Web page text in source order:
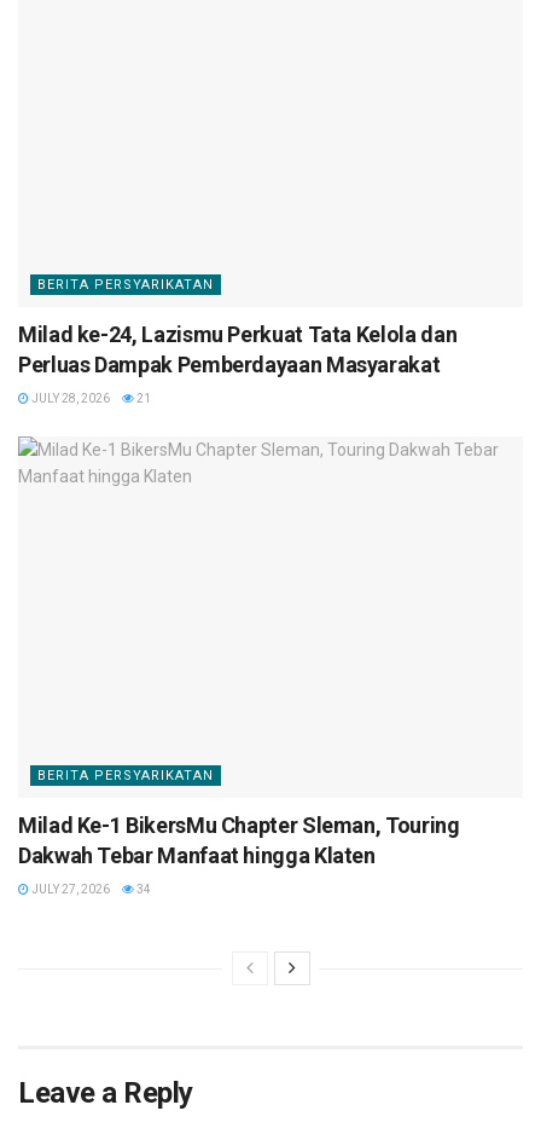
BERITA PERSYARIKATAN
Milad ke-24, Lazismu Perkuat Tata Kelola dan
Perluas Dampak Pemberdayaan Masyarakat
JULY 28, 2026 21
BERITA PERSYARIKATAN
Milad Ke-1 BikersMu Chapter Sleman, Touring
Dakwah Tebar Manfaat hingga Klaten
JULY 27, 2026 34
Leave a Reply